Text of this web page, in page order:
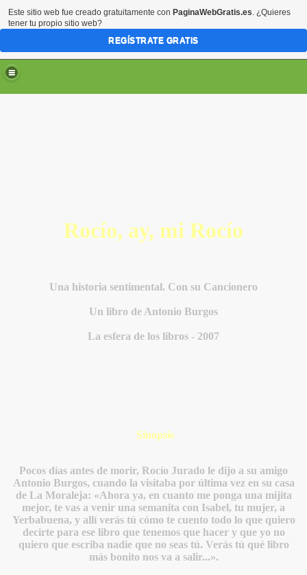
Rocío, ay, mi Rocío
Una historia sentimental. Con su Cancionero
Un libro de Antonio Burgos
La esfera de los libros - 2007
Sinopsis
Pocos días antes de morir, Rocío Jurado le dijo a su amigo
Antonio Burgos, cuando la visitaba por última vez en su casa
de La Moraleja: «Ahora ya, en cuanto me ponga una mijita
mejor, te vas a venir una semanita con Isabel, tu mujer, a
Yerbabuena, y allí verás tú cómo te cuento todo lo que quiero
decirte para ese libro que tenemos que hacer y que yo no
quiero que escriba nadie que no seas tú. Verás tú qué libro
más bonito nos va a salir...».
Este sitio web fue creado gratuitamente con PaginaWebGratis.es. ¿Quieres
tener tu propio sitio web?
REGÍSTRATE GRATIS